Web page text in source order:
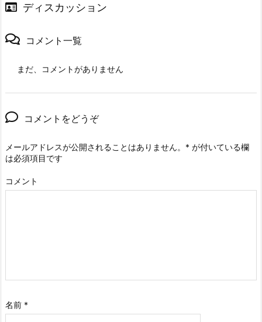
ディスカッション
コメント一覧
まだ、コメントがありません
コメントをどうぞ
メールアドレスが公開されることはありません。 * が付いている欄
は必須項目です
コメント
名前 *